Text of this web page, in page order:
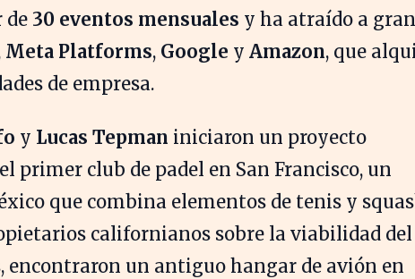
de 30 eventos mensuales y ha atraído a
Meta Platforms, Google y Amazon, que
de empresa.
y Lucas Tepman iniciaron un proyecto
primer club de padel en San Francisco, un
que combina elementos de tenis y
californianos sobre la viabilidad del
encontraron un antiguo hangar de avión en